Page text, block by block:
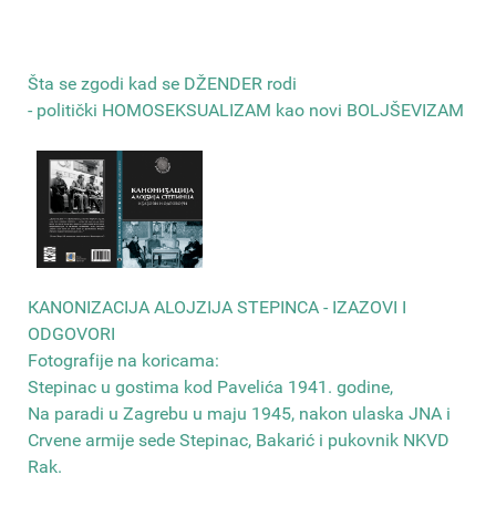
Šta se zgodi kad se DŽENDER rodi
- politički HOMOSEKSUALIZAM kao novi BOLJŠEVIZAM
КANONIZACIJA ALOJZIJA STEPINCA - IZAZOVI I
ODGOVORI
Fotografije na koricama:
Stepinac u gostima kod Pavelića 1941. godine,
Na paradi u Zagrebu u maju 1945, nakon ulaska JNA i
Crvene armije sede Stepinac, Bakarić i pukovnik NKVD
Rak.